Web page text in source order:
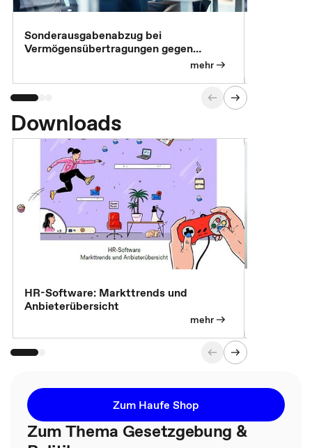
Sonderausgabenabzug bei
Vermögensübertragungen gegen
mehr
Downloads
HR-Software: Markttrends und
Anbieterübersicht
mehr
Zum Haufe Shop
Zum Thema Gesetzgebung &